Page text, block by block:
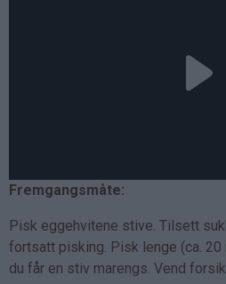
Fremgangsmåte:
Pisk eggehvitene stive. Tilsett
fortsatt pisking. Pisk lenge (ca. 20
du får en stiv marengs. Vend